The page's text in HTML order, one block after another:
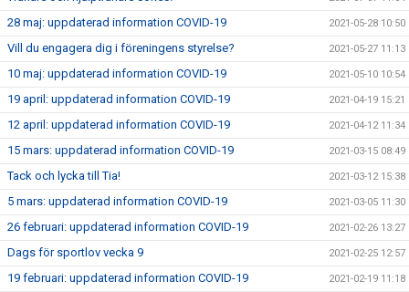
28 maj: uppdaterad information COVID-19 2021-05-28 10:50
Vill du engagera dig i föreningens styrelse? 2021-05-27 11:13
10 maj: uppdaterad information COVID-19 2021-05-10 10:54
19 april: uppdaterad information COVID-19 2021-04-19 15:21
12 april: uppdaterad information COVID-19 2021-04-12 11:34
15 mars: uppdaterad information COVID-19 2021-03-15 08:49
Tack och lycka till Tia! 2021-03-12 15:38
5 mars: uppdaterad information COVID-19 2021-03-05 11:30
26 februari: uppdaterad information COVID-19 2021-02-26 13:27
Dags för sportlov vecka 9 2021-02-25 12:57
19 februari: uppdaterad information COVID-19 2021-02-19 11:18